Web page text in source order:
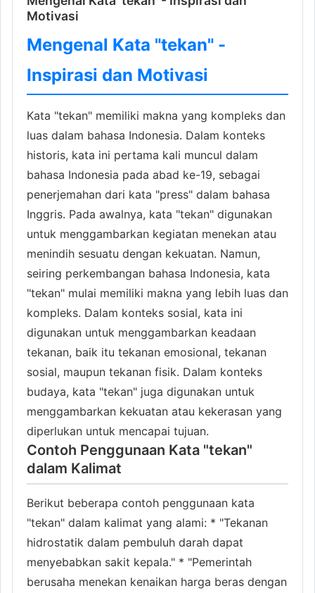
Motivasi
Mengenal Kata "tekan" -
Inspirasi dan Motivasi
Kata "tekan" memiliki makna yang kompleks dan
luas dalam bahasa Indonesia. Dalam konteks
historis, kata ini pertama kali muncul dalam
bahasa Indonesia pada abad ke-19, sebagai
penerjemahan dari kata "press" dalam bahasa
Inggris. Pada awalnya, kata "tekan" digunakan
untuk menggambarkan kegiatan menekan atau
menindih sesuatu dengan kekuatan. Namun,
seiring perkembangan bahasa Indonesia, kata
"tekan" mulai memiliki makna yang lebih luas dan
kompleks. Dalam konteks sosial, kata ini
digunakan untuk menggambarkan keadaan
tekanan, baik itu tekanan emosional, tekanan
sosial, maupun tekanan fisik. Dalam konteks
budaya, kata "tekan" juga digunakan untuk
menggambarkan kekuatan atau kekerasan yang
diperlukan untuk mencapai tujuan.
Contoh Penggunaan Kata "tekan"
dalam Kalimat
Berikut beberapa contoh penggunaan kata
"tekan" dalam kalimat yang alami: * "Tekanan
hidrostatik dalam pembuluh darah dapat
menyebabkan sakit kepala." * "Pemerintah
berusaha menekan kenaikan harga beras dengan